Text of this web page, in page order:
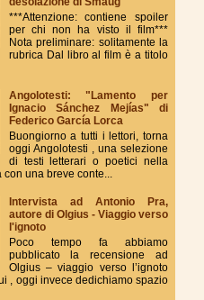
***Attenzione: contiene spoiler
per chi non ha visto il film***
Nota preliminare: solitamente la
rubrica Dal libro al film è a titolo
Angolotesti: "Lamento per
Ignacio Sánchez Mejías" di
Federico García Lorca
Buongiorno a tutti i lettori, torna
oggi Angolotesti , una selezione
di testi letterari o poetici nella
una breve conte...
Intervista ad Antonio Pra,
autore di Olgius - Viaggio verso
l'ignoto
Poco tempo fa abbiamo
pubblicato la recensione ad
Olgius – viaggio verso l’ignoto
, oggi invece dedichiamo spazio